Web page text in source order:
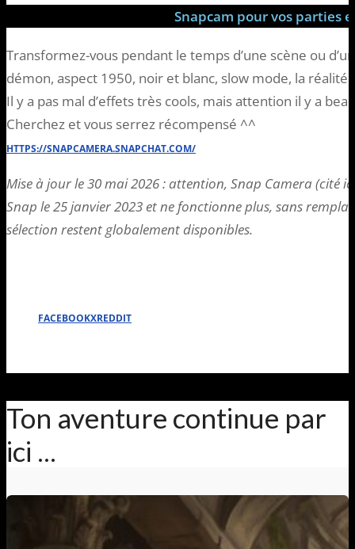
Snapcam pour vos parties
Transformez-vous pendant le temps d’une scène ou
démon, aspect 1950, noir et blanc, slow mode, la
Il y a pas mal d’effets très cools, mais attention il y a
Cherchez et vous serrez récompensé ^^
HTTPS://SNAPCAMERA.SNAPCHAT.COM/
Mise à jour le 30 mai 2026 : attention, Snap Camera (cité
Snap le 25 janvier 2023 et ne fonctionne plus, sans
sélection restent globalement disponibles.
FACEBOOKXREDDIT
Ton aventure continue par
ici ...